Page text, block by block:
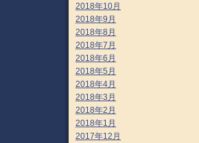
2018年10月
2018年9月
2018年8月
2018年7月
2018年6月
2018年5月
2018年4月
2018年3月
2018年2月
2018年1月
2017年12月